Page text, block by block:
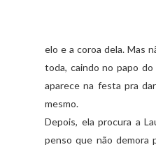
elo e a coroa dela. Mas
toda, caindo no papo
aparece na festa pra
mesmo.
Depois, ela procura a
penso que não demora